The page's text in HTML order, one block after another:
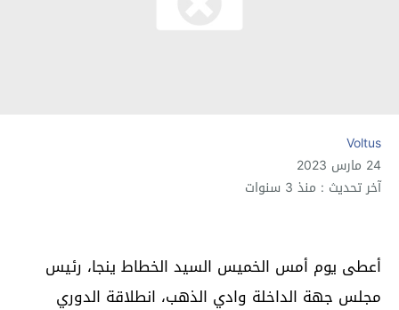
Voltus
24 مارس 2023
آخر تحديث : منذ 3 سنوات
أعطى يوم أمس الخميس السيد الخطاط ينجا، رئيس
مجلس جهة الداخلة وادي الذهب، انطلاقة الدوري